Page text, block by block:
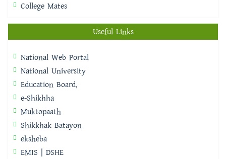
College Mates
Useful Links
National Web Portal
National University
Education Board,
e-Shikhha
Muktopaath
Shikkhak Batayon
eksheba
EMIS | DSHE